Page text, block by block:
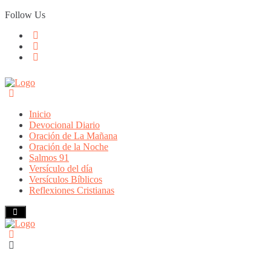
Skip
to
Follow Us
Inicio
Devocional Diario
Oración de La Mañana
Oración de la Noche
Salmos 91
Versículo del día
Versículos Bíblicos
Reflexiones Cristianas